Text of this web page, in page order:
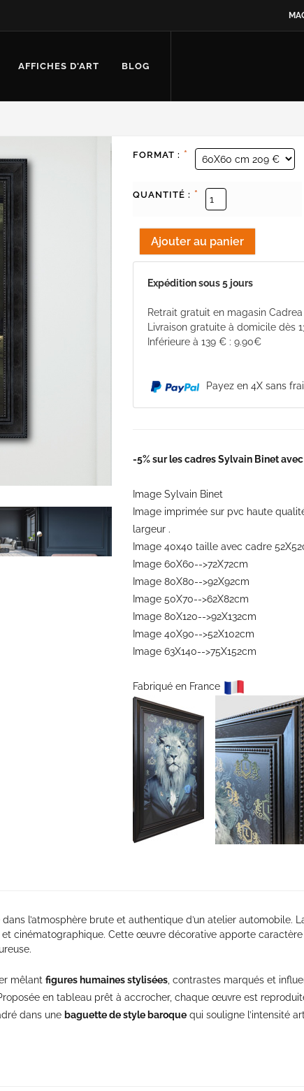
AFFICHES D'ART BLOG
FORMAT : *
QUANTITÉ : *
Expédition sous 5 jours
Retrait gratuit en magasin Cadrea
Livraison gratuite à domicile dès
Inférieure à 139 € : 9.90€
Payez en 4X sans
-5% sur les cadres Sylvain Binet
Image Sylvain Binet
Image imprimée sur pvc haute
largeur .
Image 40x40 taille avec cadre
Image 60X60-->72X72cm
Image 80X80-->92X92cm
Image 50X70-->62X82cm
Image 80X120-->92X132cm
Image 40X90-->52X102cm
Image 63X140-->75X152cm
Fabriqué en France
l’atmosphère brute et authentique d’un atelier automobile.
cinématographique. Cette œuvre décorative apporte
mêlant figures humaines stylisées , contrastes marqués et
en tableau prêt à accrocher, chaque œuvre est
dans une baguette de style baroque qui souligne l’intensité